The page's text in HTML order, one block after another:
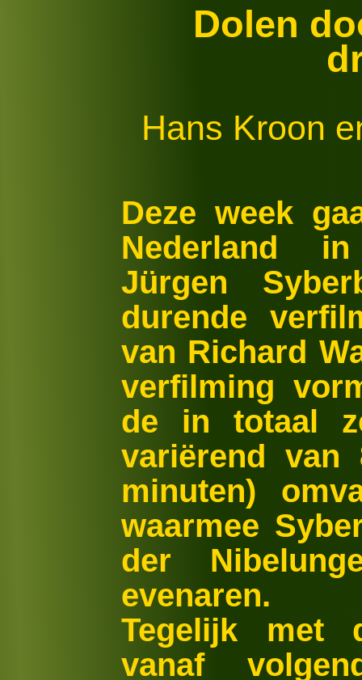
Dolen
Hans Kroon
Deze week
Nederland
Jürgen
durende
van Richard
verfilming
de in totaal
variërend van
minuten)
waarmee
der
evenaren.
Tegelijk met
vanaf